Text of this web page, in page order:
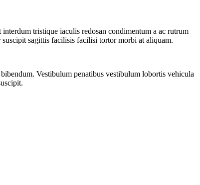
tristique iaculis redosan condimentum a ac rutrum
suscipit sagittis facilisis facilisi tortor morbi at aliquam.
Vestibulum penatibus vestibulum lobortis vehicula